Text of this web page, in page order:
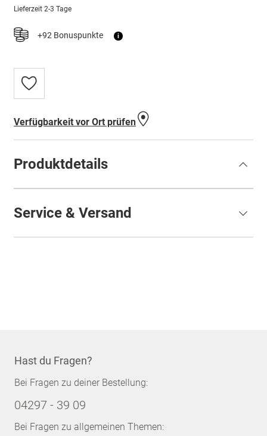
Lieferzeit 2-3 Tage
+92 Bonuspunkte i
Zur
Wunschliste
Verfügbarkeit vor Ort prüfen
Produktdetails
Service & Versand
Hast du Fragen?
Bei Fragen zu deiner Bestellung:
04297 - 39 09
Bei Fragen zu allgemeinen Themen: